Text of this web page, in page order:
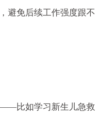
避免后续工作强度跟不
——比如学习新生儿急救